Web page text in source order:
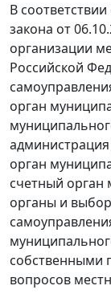
В соответствии
закона от
организации
Российской
орган
орган
счетный орган
органы и
вопросов